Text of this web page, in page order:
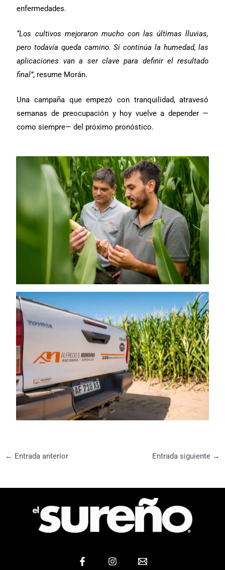
enfermedades.
“Los cultivos mejoraron mucho con las últimas lluvias,
pero todavía queda camino. Si continúa la humedad, las
aplicaciones van a ser clave para definir el resultado
final”, resume Morán.
Una campaña que empezó con tranquilidad, atravesó
semanas de preocupación y hoy vuelve a depender —
como siempre— del próximo pronóstico.
← Entrada anterior Entrada siguiente →